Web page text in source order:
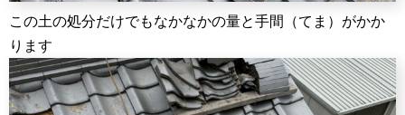
この土の処分だけでもなかなかの量と手間（てま）がかか
ります